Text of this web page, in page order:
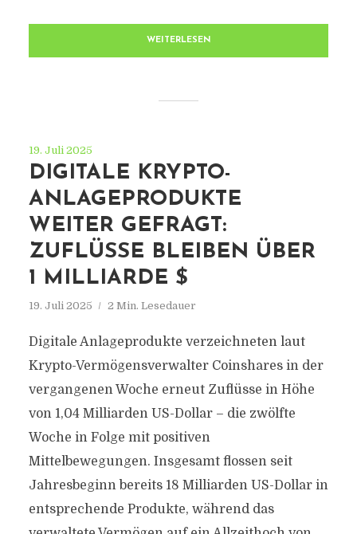
WEITERLESEN
19. Juli 2025
DIGITALE KRYPTO-
ANLAGEPRODUKTE
WEITER GEFRAGT:
ZUFLÜSSE BLEIBEN ÜBER
1 MILLIARDE $
19. Juli 2025 2 Min. Lesedauer
Digitale Anlageprodukte verzeichneten laut
Krypto-Vermögensverwalter Coinshares in der
vergangenen Woche erneut Zuflüsse in Höhe
von 1,04 Milliarden US-Dollar – die zwölfte
Woche in Folge mit positiven
Mittelbewegungen. Insgesamt flossen seit
Jahresbeginn bereits 18 Milliarden US-Dollar in
entsprechende Produkte, während das